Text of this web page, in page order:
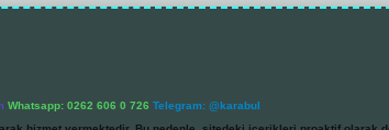
Whatsapp: 0262 606 0 726 Telegram: @karabul